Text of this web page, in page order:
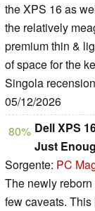
the XPS 16 as
the relatively
premium thin &
of space for the
Singola
05/12/2026
80% Dell XPS
Just
Sorgente: PC
The newly
few caveats.